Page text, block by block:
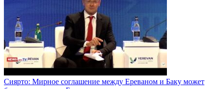
Сиярто: Мирное соглашение между Ереваном и Баку может